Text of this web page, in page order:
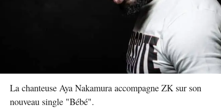
La chanteuse Aya Nakamura accompagne ZK sur son
nouveau single "Bébé".